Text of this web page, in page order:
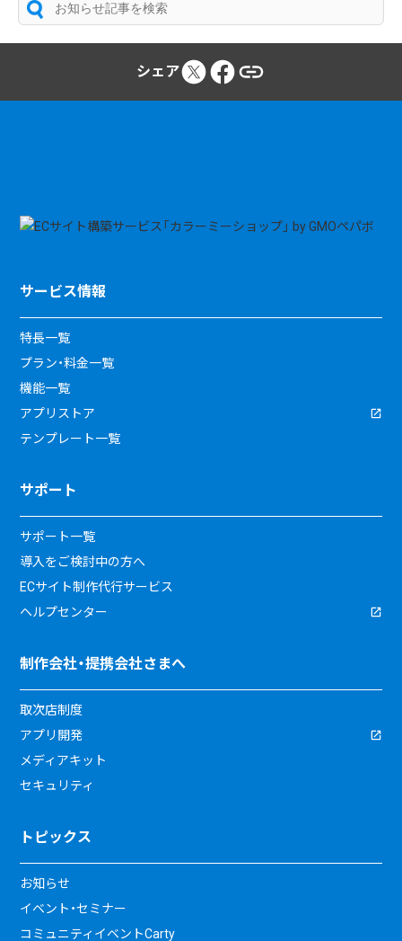
シェア
サービス情報
特長一覧
プラン・料金一覧
機能一覧
アプリストア
テンプレート一覧
サポート
サポート一覧
導入をご検討中の方へ
ECサイト制作代行サービス
ヘルプセンター
制作会社・提携会社さまへ
取次店制度
アプリ開発
メディアキット
セキュリティ
トピックス
お知らせ
イベント・セミナー
コミュニティイベントCarty